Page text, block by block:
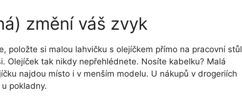
změní váš zvyk
položte si malou lahvičku s olejíčkem přímo na pracovní stůl
Olejíček tak nikdy nepřehlédnete. Nosíte kabelku? Malá
najdou místo i v menším modelu. U nákupů v drogeriích
pokladny.